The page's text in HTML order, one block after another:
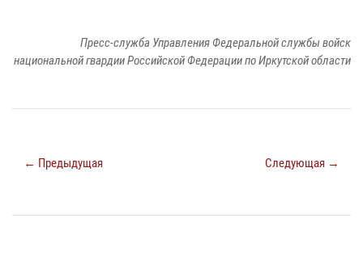
Пресс-служба Управления Федеральной службы войск
национальной гвардии Российской Федерации по Иркутской области
← Предыдущая Следующая →